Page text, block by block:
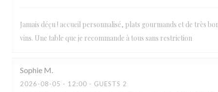
Jamais déçu ! accueil personnalisé, plats gourmands et de très
vins. Une table que je recommande à tous sans restriction
Sophie M
2026-08-05 - 12:00 - GUESTS 2